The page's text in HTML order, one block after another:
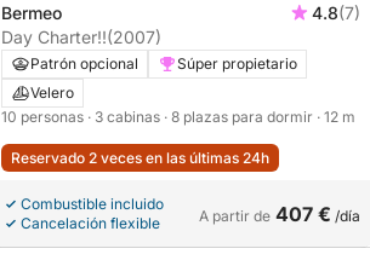
Bermeo 4.8(7)
Day Charter!!(2007)
Patrón opcional
Súper propietario
Velero
10 personas · 3 cabinas · 8 plazas para dormir · 12 m
Reservado 2 veces en las últimas 24h
Combustible incluido
Cancelación flexible
A partir de 407 € /día